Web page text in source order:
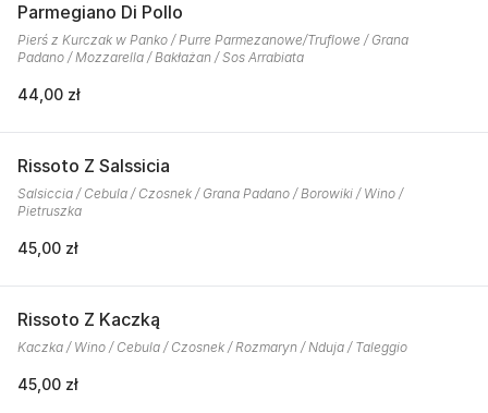
Parmegiano Di Pollo
Pierś z Kurczak w Panko / Purre Parmezanowe/Truflowe / Grana
Padano / Mozzarella / Bakłażan / Sos Arrabiata
44,00 zł
Rissoto Z Salssicia
Salsiccia / Cebula / Czosnek / Grana Padano / Borowiki / Wino /
Pietruszka
45,00 zł
Rissoto Z Kaczką
Kaczka / Wino / Cebula / Czosnek / Rozmaryn / Nduja / Taleggio
45,00 zł